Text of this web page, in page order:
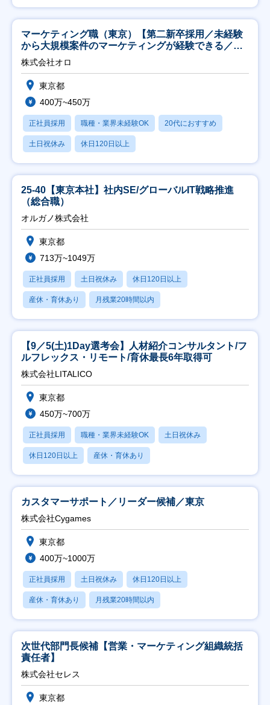
マーケティング職（東京）【第二新卒採用／未経験
から大規模案件のマーケティングが経験できる／研
修充実】
株式会社オロ
東京都
400万~450万
正社員採用 職種・業界未経験OK 20代におすすめ
土日祝休み 休日120日以上
25-40【東京本社】社内SE/グローバルIT戦略推進
（総合職）
オルガノ株式会社
東京都
713万~1049万
正社員採用 土日祝休み 休日120日以上
産休・育休あり 月残業20時間以内
【9／5(土)1Day選考会】人材紹介コンサルタント/フ
ルフレックス・リモート/育休最長6年取得可
株式会社LITALICO
東京都
450万~700万
正社員採用 職種・業界未経験OK 土日祝休み
休日120日以上 産休・育休あり
カスタマーサポート／リーダー候補／東京
株式会社Cygames
東京都
400万~1000万
正社員採用 土日祝休み 休日120日以上
産休・育休あり 月残業20時間以内
次世代部門長候補【営業・マーケティング組織統括
責任者】
株式会社セレス
東京都